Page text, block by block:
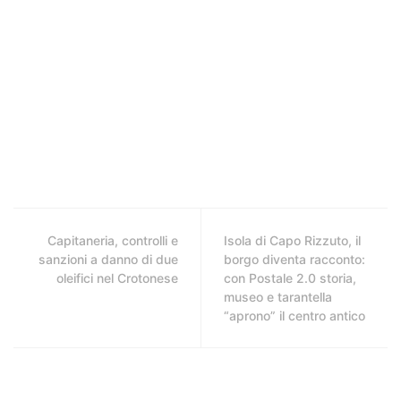
Capitaneria, controlli e
sanzioni a danno di due
oleifici nel Crotonese
Isola di Capo Rizzuto, il
borgo diventa racconto:
con Postale 2.0 storia,
museo e tarantella
“aprono” il centro antico